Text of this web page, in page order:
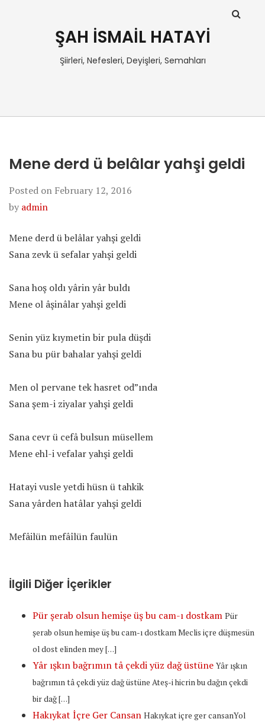
ŞAH İSMAİL HATAYİ
Şiirleri, Nefesleri, Deyişleri, Semahları
Mene derd ü belâlar yahşi geldi
Posted on February 12, 2016
by admin
Mene derd ü belâlar yahşi geldi
Sana zevk ü sefalar yahşi geldi
Sana hoş oldı yârin yâr buldı
Mene ol âşinâlar yahşi geldi
Senin yüz kıymetin bir pula düşdi
Sana bu pür bahalar yahşi geldi
Men ol pervane tek hasret od”ında
Sana şem-i ziyalar yahşi geldi
Sana cevr ü cefâ bulsun müsellem
Mene ehl-i vefalar yahşi geldi
Hatayi vusle yetdi hüsn ü tahkik
Sana yârden hatâlar yahşi geldi
Mefâilün mefâîlün faulün
İlgili Diğer İçerikler
Pür şerab olsun hemişe üş bu cam-ı dostkam Pür
şerab olsun hemişe üş bu cam-ı dostkam Meclis içre düşmesün
ol dost elinden mey […]
Yâr ışkın bağrımın tâ çekdi yüz dağ üstüne Yâr ışkın
bağrımın tâ çekdi yüz dağ üstüne Ateş-i hicrin bu dağın çekdi
bir dağ […]
Hakıykat İçre Ger Cansan Hakıykat içre ger cansanYol